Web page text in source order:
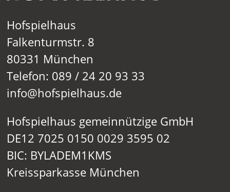
Hofspielhaus
Falkenturmstr. 8
80331 München
Telefon: 089 / 24 20 93 33
info@hofspielhaus.de
Hofspielhaus gemeinnützige GmbH
DE12 7025 0150 0029 3595 02
BIC: BYLADEM1KMS
Kreissparkasse München